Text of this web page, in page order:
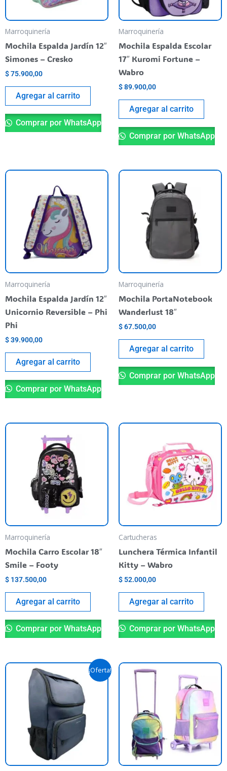
Marroquinería
Mochila Espalda Jardín 12″
Simones – Cresko
$75.900,00
Agregar al carrito
Comprar por WhatsApp
Marroquinería
Mochila Espalda Escolar
17″ Kuromi Fortune –
Wabro
$89.900,00
Agregar al carrito
Comprar por WhatsApp
Marroquinería
Mochila Espalda Jardín 12″
Unicornio Reversible – Phi
Phi
$39.900,00
Agregar al carrito
Comprar por WhatsApp
Marroquinería
Mochila PortaNotebook
Wanderlust 18″
$67.500,00
Agregar al carrito
Comprar por WhatsApp
Marroquinería
Mochila Carro Escolar 18″
Smile – Footy
$ 137.500,00
Agregar al carrito
Comprar por WhatsApp
Cartucheras
Lunchera Térmica Infantil
Kitty – Wabro
$ 52.000,00
Agregar al carrito
Comprar por WhatsApp
¡Oferta!
El
precio
original
era:
$ 76.900,00.
El
precio
actual
es:
$ 64.500,00.
se